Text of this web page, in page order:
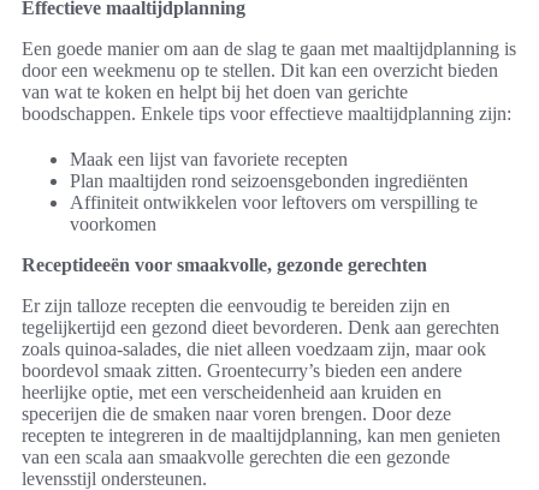
Effectieve maaltijdplanning
Een goede manier om aan de slag te gaan met maaltijdplanning is
door een weekmenu op te stellen. Dit kan een overzicht bieden
van wat te koken en helpt bij het doen van gerichte
boodschappen. Enkele tips voor effectieve maaltijdplanning zijn:
Maak een lijst van favoriete recepten
Plan maaltijden rond seizoensgebonden ingrediënten
Affiniteit ontwikkelen voor leftovers om verspilling te
voorkomen
Receptideeën voor smaakvolle, gezonde gerechten
Er zijn talloze recepten die eenvoudig te bereiden zijn en
tegelijkertijd een gezond dieet bevorderen. Denk aan gerechten
zoals quinoa-salades, die niet alleen voedzaam zijn, maar ook
boordevol smaak zitten. Groentecurry’s bieden een andere
heerlijke optie, met een verscheidenheid aan kruiden en
specerijen die de smaken naar voren brengen. Door deze
recepten te integreren in de maaltijdplanning, kan men genieten
van een scala aan smaakvolle gerechten die een gezonde
levensstijl ondersteunen.